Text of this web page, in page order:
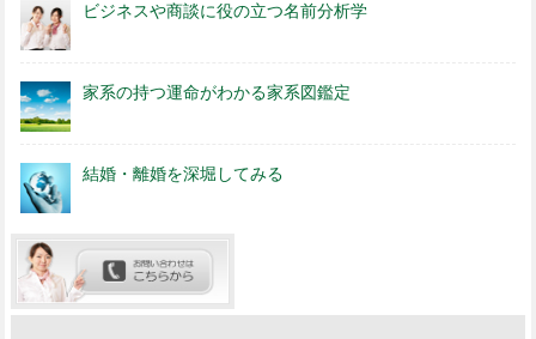
ビジネスや商談に役の立つ名前分析学
家系の持つ運命がわかる家系図鑑定
結婚・離婚を深堀してみる